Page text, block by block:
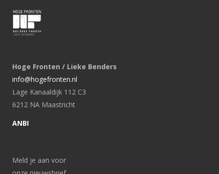
Hoge Fronten / Lieke Benders
info@hogefronten.nl
Lage Kanaaldijk 112 C3
6212 NA Maastricht
ANBI
Meld je aan voor